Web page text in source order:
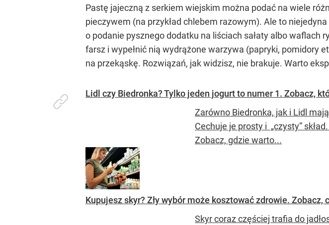
Pastę jajeczną z serkiem wiejskim można podać na wiele
pieczywem (na przykład chlebem razowym). Ale to
o podanie pysznego dodatku na liściach sałaty albo
farsz i wypełnić nią wydrążone warzywa (papryki, pomidory
na przekąskę. Rozwiązań, jak widzisz, nie brakuje. Warto
Lidl czy Biedronka? Tylko jeden jogurt to numer 1. Zobacz,
Zarówno Biedronka, jak i Lidl
Cechuje je prosty i „czysty”
Zobacz, gdzie warto...
Kupujesz skyr? Zły wybór może kosztować zdrowie. Zobacz,
Skyr coraz częściej trafia do